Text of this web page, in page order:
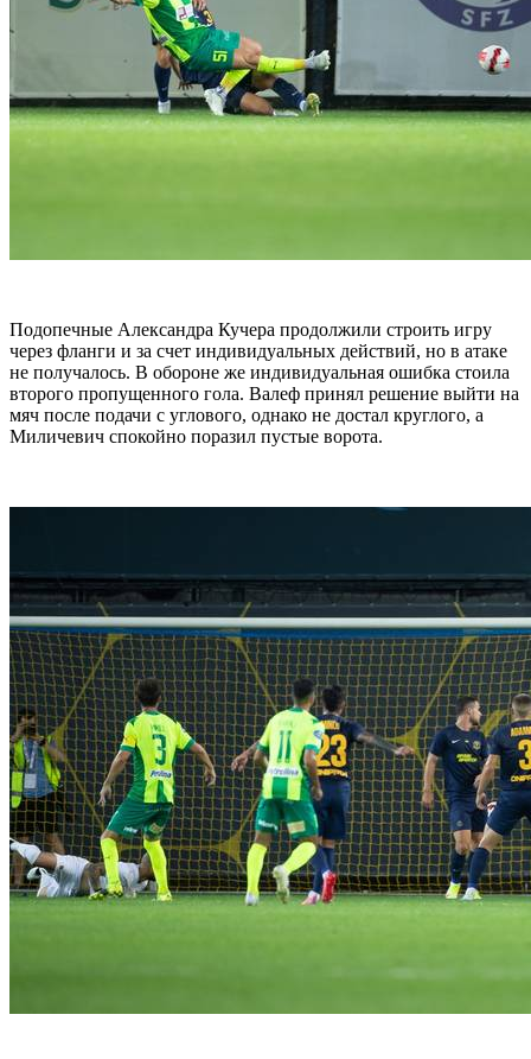
Подопечные Александра Кучера продолжили строить игру
через фланги и за счет индивидуальных действий, но в атаке
не получалось. В обороне же индивидуальная ошибка стоила
второго пропущенного гола. Валеф принял решение выйти на
мяч после подачи с углового, однако не достал круглого, а
Миличевич спокойно поразил пустые ворота.